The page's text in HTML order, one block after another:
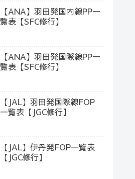
【ANA】羽田発国内線PP一
覧表【SFC修行】
【ANA】羽田発国際線PP一
覧表【SFC修行】
【JAL】羽田発国際線FOP
一覧表【JGC修行】
【JAL】伊丹発FOP一覧表
【JGC修行】